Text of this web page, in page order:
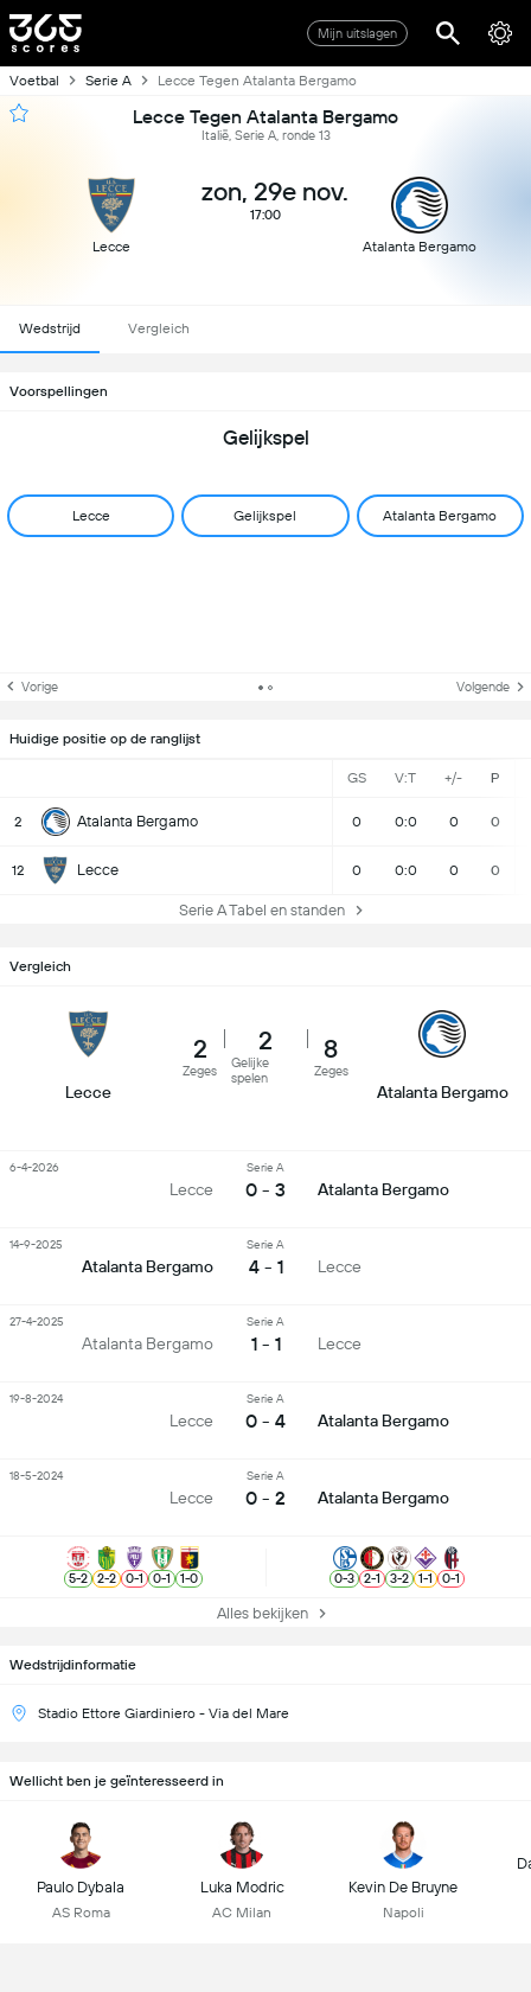
Mijn uitslagen
Voetbal Serie A Lecce Tegen Atalanta Bergamo
Lecce Tegen Atalanta Bergamo
Italië, Serie A, ronde 13
Lecce
zon, 29e nov.
17:00
Atalanta Bergamo
Wedstrijd Vergleich
Voorspellingen
Gelijkspel
Lecce Gelijkspel Atalanta Bergamo
Vorige Volgende
Huidige positie op de ranglijst
GS V:T +/- P
2 Atalanta Bergamo 0 0:0 0 0
12 Lecce 0 0:0 0 0
Serie A Tabel en standen
Wedstrijdinformatie
Stadio Ettore Giardiniero - Via del Mare
Vergleich
Lecce
2
Zeges
2
Gelijke
spelen
8
Zeges
Atalanta Bergamo
Lecce
Serie A
0 - 3 Atalanta Bergamo
6-4-2026
Atalanta Bergamo
Serie A
4 - 1 Lecce
14-9-2025
Atalanta Bergamo
Serie A
1 - 1 Lecce
27-4-2025
Lecce
Serie A
0 - 4 Atalanta Bergamo
19-8-2024
Lecce
Serie A
0 - 2 Atalanta Bergamo
18-5-2024
5-2 2-2 0-1 0-1 1-0 0-3 2-1 3-2 1-1 0-1
Alles bekijken
Wellicht ben je geïnteresseerd in
Paulo Dybala
AS Roma
Luka Modric
AC Milan
Kevin De Bruyne
Napoli